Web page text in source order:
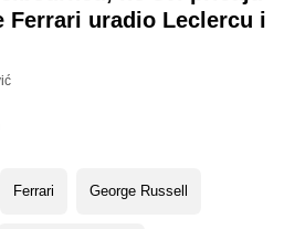
Ferrari uradio Leclercu i
Ferrari George Russell